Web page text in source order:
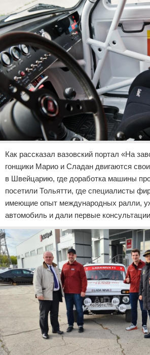
Как рассказал вазовский портал «На
гонщики Марио и Сладан двигаются
в Швейцарию, где доработка машины
посетили Тольятти, где специалисты
имеющие опыт международных ралли,
автомобиль и дали первые